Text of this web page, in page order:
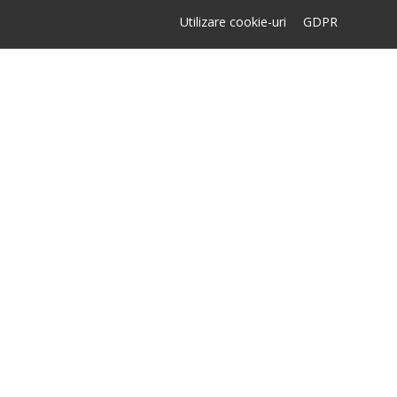
Utilizare cookie-uri GDPR